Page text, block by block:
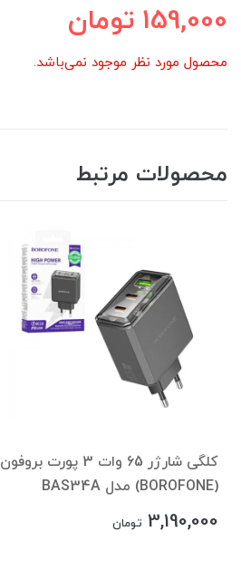
159,000 تومان
محصول مورد نظر موجود نمی‌باشد.
محصولات مرتبط
کلگی شارژر 65 وات 3 پورت بروفون
(BOROFONE) مدل BAS34A
3,190,000 تومان